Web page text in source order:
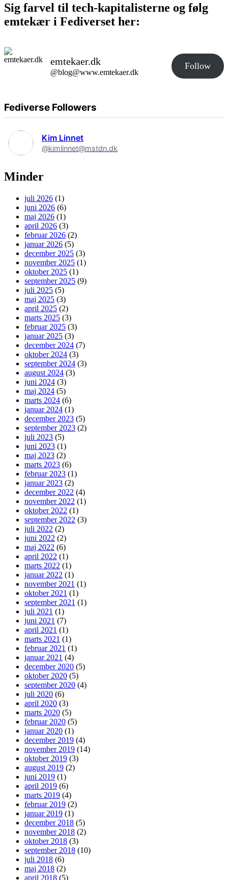
Sig farvel til tech-kapitalisterne og følg
emtekær i Fediverset her:
emtekaer.dk
@blog@www.emtekaer.dk
Follow
Fediverse Followers
Kim Linnet
@kimlinnet@mstdn.dk
Minder
juli 2026 (1)
juni 2026 (6)
maj 2026 (1)
april 2026 (3)
februar 2026 (2)
januar 2026 (5)
december 2025 (3)
november 2025 (1)
oktober 2025 (1)
september 2025 (9)
juli 2025 (5)
maj 2025 (3)
april 2025 (2)
marts 2025 (3)
februar 2025 (3)
januar 2025 (3)
december 2024 (7)
oktober 2024 (3)
september 2024 (3)
august 2024 (3)
juni 2024 (3)
maj 2024 (5)
marts 2024 (6)
januar 2024 (1)
december 2023 (5)
september 2023 (2)
juli 2023 (5)
juni 2023 (1)
maj 2023 (2)
marts 2023 (6)
februar 2023 (1)
januar 2023 (2)
december 2022 (4)
november 2022 (1)
oktober 2022 (1)
september 2022 (3)
juli 2022 (2)
juni 2022 (2)
maj 2022 (6)
april 2022 (1)
marts 2022 (1)
januar 2022 (1)
november 2021 (1)
oktober 2021 (1)
september 2021 (1)
juli 2021 (1)
juni 2021 (7)
april 2021 (1)
marts 2021 (1)
februar 2021 (1)
januar 2021 (4)
december 2020 (5)
oktober 2020 (5)
september 2020 (4)
juli 2020 (6)
april 2020 (3)
marts 2020 (5)
februar 2020 (5)
januar 2020 (1)
december 2019 (4)
november 2019 (14)
oktober 2019 (3)
august 2019 (2)
juni 2019 (1)
april 2019 (6)
marts 2019 (4)
februar 2019 (2)
januar 2019 (1)
december 2018 (5)
november 2018 (2)
oktober 2018 (3)
september 2018 (10)
juli 2018 (6)
maj 2018 (2)
april 2018 (5)